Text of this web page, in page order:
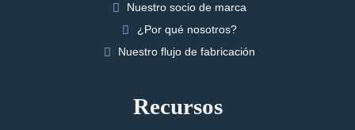
Nuestro socio de marca
¿Por qué nosotros?
Nuestro flujo de fabricación
Recursos